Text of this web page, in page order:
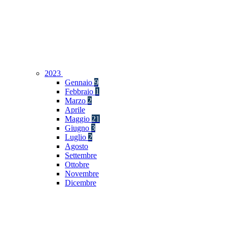
2023
Gennaio 9
Febbraio 1
Marzo 2
Aprile
Maggio 21
Giugno 3
Luglio 2
Agosto
Settembre
Ottobre
Novembre
Dicembre